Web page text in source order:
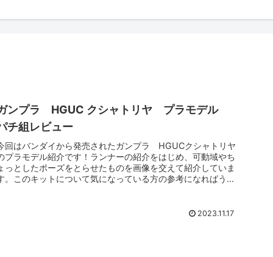
ンプラ HGUC クシャトリヤ プラモデル
チ組レビュー
回はバンダイから発売されたガンプラ HGUCクシャトリヤ
プラモデル紹介です！ランナーの紹介をはじめ、可動域やち
っとしたポーズをとらせたものを画像を交えて紹介していま
。このキットについて気になっている方の参考になればうれ
2023.11.17